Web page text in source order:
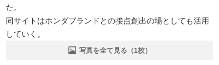
た。
同サイトはホンダブランドとの接点創出の場としても活用
していく。
写真を全て見る（1枚）